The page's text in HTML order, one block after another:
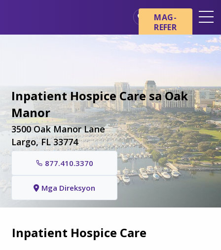
Ang aming mga Serbisyo
Healthcare Professionals
Pamilya at Mga Tagapag-
alaga
MAG-
REFER
Inpatient Hospice Care sa Oak
Manor
3500 Oak Manor Lane
Largo, FL 33774
877.410.3370
Mga Direksyon
Inpatient Hospice Care